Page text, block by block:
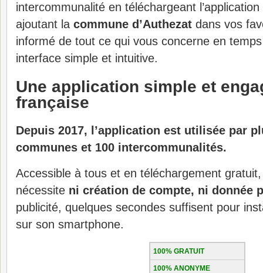
intercommunalité en téléchargeant
ajoutant la commune d’Authezat dans vos
informé de tout ce qui vous concerne en
interface simple et intuitive.
Une application simple et
française
Depuis 2017, l’application est utilisée par
communes et 100 intercommunalités.
Accessible à tous et en téléchargement gratuit,
nécessite ni création de compte, ni donnée
publicité, quelques secondes suffisent pour
sur son smartphone.
100% GRATUIT
100% ANONYME